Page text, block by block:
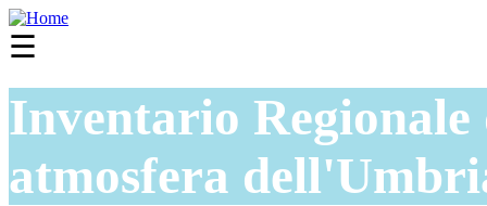
☰
Inventario
atmosfera